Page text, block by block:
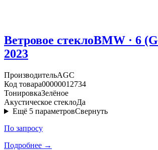
Ветровое стеклоBMW · 6
2023
ПроизводительAGC
Код товара00000012734
ТонировкаЗелёное
Акустическое стеклоДа
Ещё 5 параметровСвернуть
По запросу
Подробнее →